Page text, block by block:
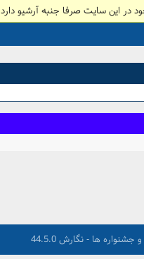
در این سایت صرفا جنبه آرشیو دارد
ها - نگارش 44.5.0